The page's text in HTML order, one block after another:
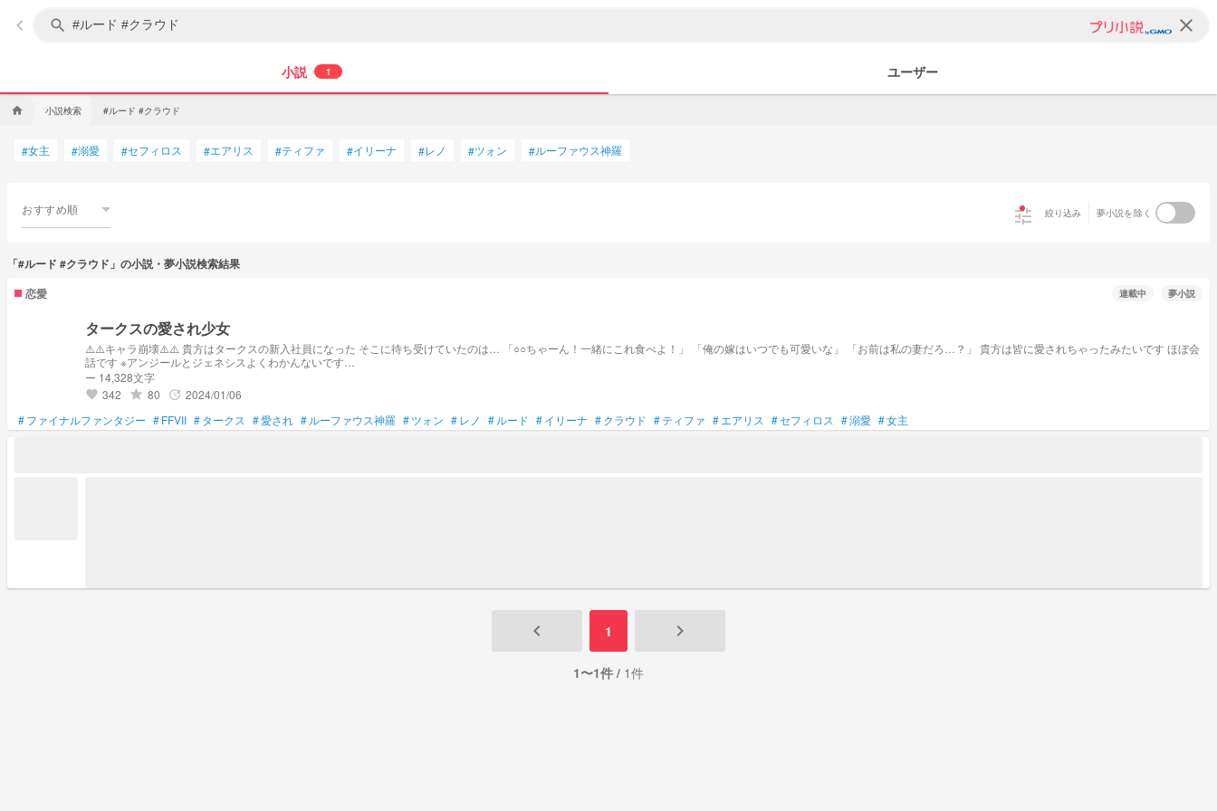
keyboard_arrow_left search clear
小説 1 ユーザー
home 小説検索 #ルード #クラウド
#女主 #溺愛 #セフィロス #エアリス #ティファ #イリーナ #レノ #ツォン #ルーファウス神羅
おすすめ順 tune 絞り込み 夢小説を除く
「#ルード #クラウド」の小説・夢小説検索結果
恋愛
連載中 夢小説
タークスの愛され少女
⚠️⚠️キャラ崩壊⚠️⚠️ 貴方はタークスの新入社員になった そこに待ち受けていたのは… 「○○ちゃーん！一緒にこれ食べよ！」 「俺の嫁はいつでも可愛いな」 「お前は私の妻だろ…？」 貴方は皆に愛されちゃったみたいです ほぼ会
話です ※アンジールとジェネシスよくわかんないです…
ー 14,328文字
favorite 342 grade 80 update 2024/01/06
#ファイナルファンタジー #FFVII #タークス #愛され # ルーファウス神羅 #ツォン #レノ # ルード #イリーナ #クラウド #ティファ #エアリス #セフィロス #溺愛 #女主
keyboard_arrow_left 1 keyboard_arrow_right
1〜1件 / 1件